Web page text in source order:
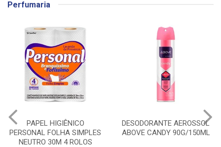
Perfumaria
PAPEL HIGIÊNICO
PERSONAL FOLHA SIMPLES
NEUTRO 30M 4 ROLOS
DESODORANTE AEROSSOL
ABOVE CANDY 90G/150ML